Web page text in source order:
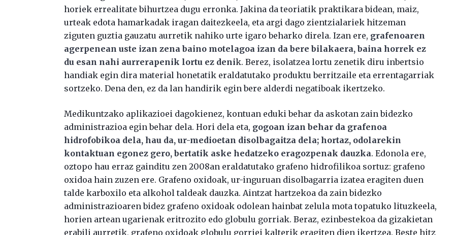
horiek errealitate bihurtzea dugu erronka. Jakina da teoriatik praktikara bidean, maiz,
urteak edota hamarkadak iragan daitezkeela, eta argi dago zientzialariek hitzeman
ziguten guztia gauzatu aurretik nahiko urte igaro beharko direla. Izan ere, grafenoaren
agerpenean uste izan zena baino motelagoa izan da bere bilakaera, baina horrek ez
du esan nahi aurrerapenik lortu ez denik. Berez, isolatzea lortu zenetik diru inbertsio
handiak egin dira material honetatik eraldatutako produktu berritzaile eta errentagarriak
sortzeko. Dena den, ez da lan handirik egin bere alderdi negatiboak ikertzeko.
Medikuntzako aplikazioei dagokienez, kontuan eduki behar da askotan zain bidezko
administrazioa egin behar dela. Hori dela eta, gogoan izan behar da grafenoa
hidrofobikoa dela, hau da, ur-medioetan disolbagaitza dela; hortaz, odolarekin
kontaktuan egonez gero, bertatik aske hedatzeko eragozpenak dauzka. Edonola ere,
oztopo hau erraz gainditu zen 2008an eraldatutako grafeno hidrofilikoa sortuz: grafeno
oxidoa hain zuzen ere. Grafeno oxidoak, ur-inguruan disolbagarria izatea eragiten duen
talde karboxilo eta alkohol taldeak dauzka. Aintzat hartzekoa da zain bidezko
administrazioaren bidez grafeno oxidoak odolean hainbat zelula mota topatuko lituzkeela,
horien artean ugarienak eritrozito edo globulu gorriak. Beraz, ezinbestekoa da gizakietan
erabili aurretik, grafeno oxidoak globulu gorriei kalterik eragiten dien ikertzea. Beste hitz